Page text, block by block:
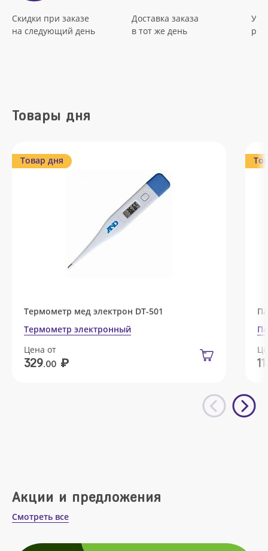
Скидки при заказе
на следующий день
Доставка заказа
в тот же день
Товары дня
Товар дня
Термометр мед электрон DT-501
Термометр электронный
Цена от
329.00 ₽ 11
Акции и предложения
Смотреть все